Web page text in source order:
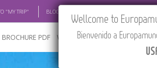
"MY TRIP" BLOG
BROCHURE PDF WHERE TO BUY FEATURED
Wellcome to
Bienvenido a